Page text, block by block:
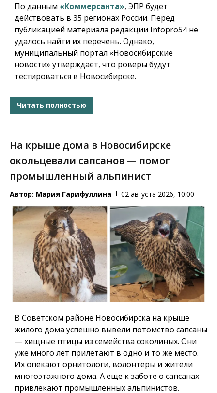
По данным «Коммерсанта», ЭПР будет
действовать в 35 регионах России. Перед
публикацией материала редакции Infopro54 не
удалось найти их перечень. Однако,
муниципальный портал «Новосибирские
новости» утверждает, что роверы будут
тестироваться в Новосибирске.
Читать полностью
На крыше дома в Новосибирске
окольцевали сапсанов — помог
промышленный альпинист
Автор: Мария Гарифуллина 02 августа 2026, 10:00
В Советском районе Новосибирска на крыше
жилого дома успешно вывели потомство сапсаны
— хищные птицы из семейства соколиных. Они
уже много лет прилетают в одно и то же место.
Их опекают орнитологи, волонтеры и жители
многоэтажного дома. А еще к заботе о сапсанах
привлекают промышленных альпинистов.